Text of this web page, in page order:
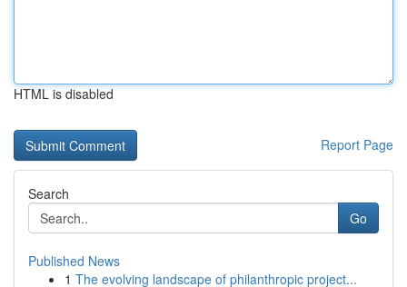
HTML is disabled
Report Page
Search
Go
Published News
1 The evolving landscape of philanthropic project...